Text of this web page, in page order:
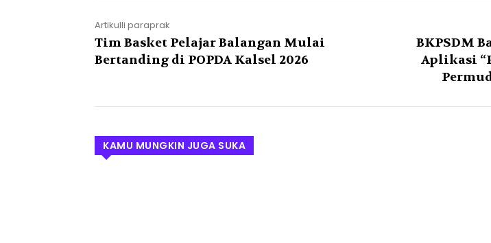
Artikulli paraprak
Tim Basket Pelajar Balangan Mulai
Bertanding di POPDA Kalsel 2026
BKPSDM
Aplikasi
KAMU MUNGKIN JUGA SUKA